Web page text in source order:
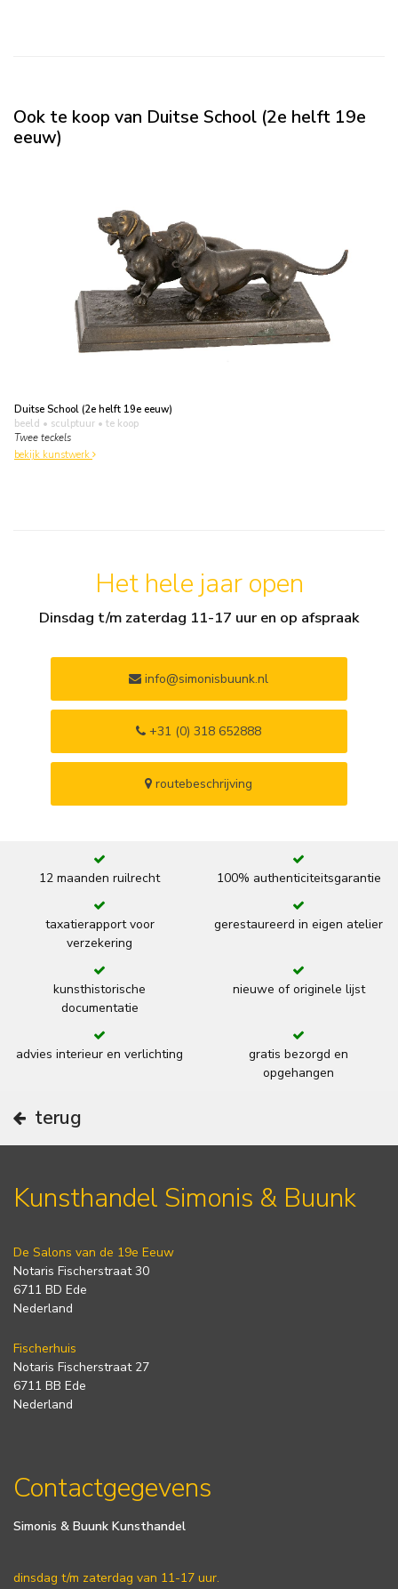
Ook te koop van Duitse School (2e helft 19e
eeuw)
Duitse School (2e helft 19e eeuw)
beeld • sculptuur • te koop
Twee teckels
bekijk kunstwerk
Het hele jaar open
Dinsdag t/m zaterdag 11-17 uur en op afspraak
info@simonisbuunk.nl
+31 (0) 318 652888
routebeschrijving
12 maanden ruilrecht 100% authenticiteitsgarantie
taxatierapport voor
verzekering
gerestaureerd in eigen atelier
kunsthistorische
documentatie
nieuwe of originele lijst
advies interieur en verlichting
gratis bezorgd en
opgehangen
terug
Kunsthandel Simonis & Buunk
De Salons van de 19e Eeuw
Notaris Fischerstraat 30
6711 BD Ede
Nederland
Fischerhuis
Notaris Fischerstraat 27
6711 BB Ede
Nederland
Contactgegevens
Simonis & Buunk Kunsthandel
dinsdag t/m zaterdag van 11-17 uur.